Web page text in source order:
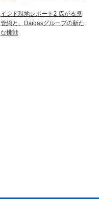
インド現地レポート2 広がる導
管網と、Daigasグループの新た
な挑戦